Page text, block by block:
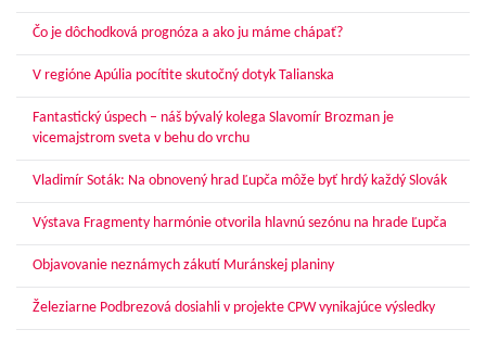
Čo je dôchodková prognóza a ako ju máme chápať?
V regióne Apúlia pocítite skutočný dotyk Talianska
Fantastický úspech – náš bývalý kolega Slavomír Brozman je
vicemajstrom sveta v behu do vrchu
Vladimír Soták: Na obnovený hrad Ľupča môže byť hrdý každý Slovák
Výstava Fragmenty harmónie otvorila hlavnú sezónu na hrade Ľupča
Objavovanie neznámych zákutí Muránskej planiny
Železiarne Podbrezová dosiahli v projekte CPW vynikajúce výsledky